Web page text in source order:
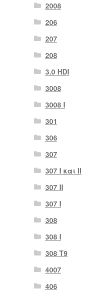
2008
206
207
208
3.0 HDI
3008
3008 Ι
301
306
307
307 I και II
307 II
307 Ι
308
308 Ι
308 Τ9
4007
406